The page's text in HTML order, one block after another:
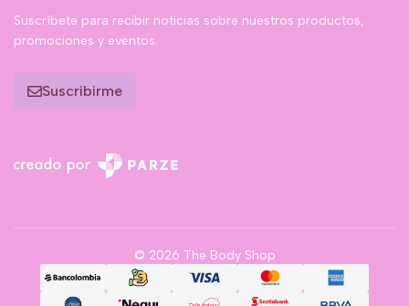
Suscríbete para recibir noticias sobre nuestros productos,
promociones y eventos.
Suscribirme
© 2026 The Body Shop